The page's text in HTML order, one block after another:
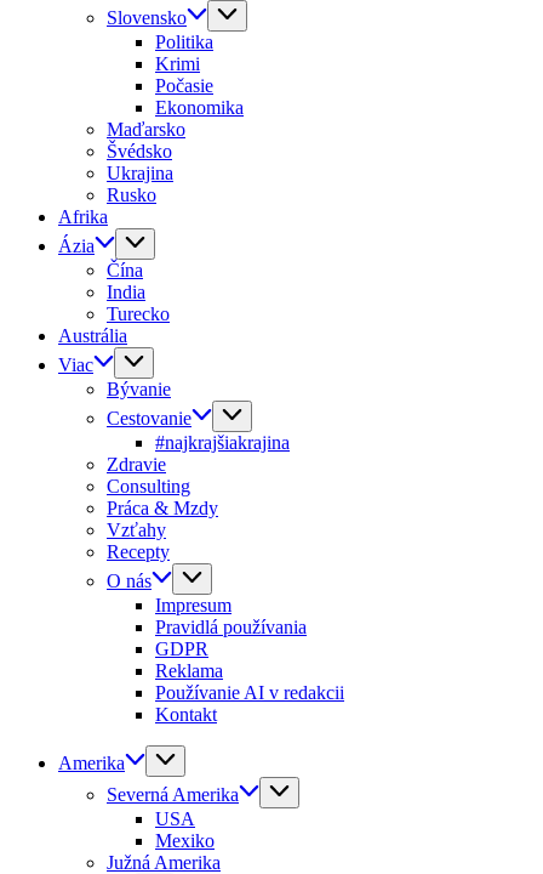
Slovensko
Politika
Krimi
Počasie
Ekonomika
Maďarsko
Švédsko
Ukrajina
Rusko
Afrika
Ázia
Čína
India
Turecko
Austrália
Viac
Bývanie
Cestovanie
#najkrajšiakrajina
Zdravie
Consulting
Práca & Mzdy
Vzťahy
Recepty
O nás
Impresum
Pravidlá používania
GDPR
Reklama
Používanie AI v redakcii
Kontakt
Amerika
Severná Amerika
USA
Mexiko
Južná Amerika